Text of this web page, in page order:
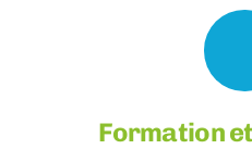
Formation